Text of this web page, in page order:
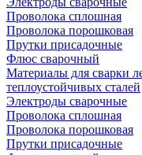
Проволока сплошная
Проволока порошковая
Прутки присадочные
Флюс сварочный
Материалы для сварки
теплоустойчивых сталей
Электроды сварочные
Проволока сплошная
Проволока порошковая
Прутки присадочные